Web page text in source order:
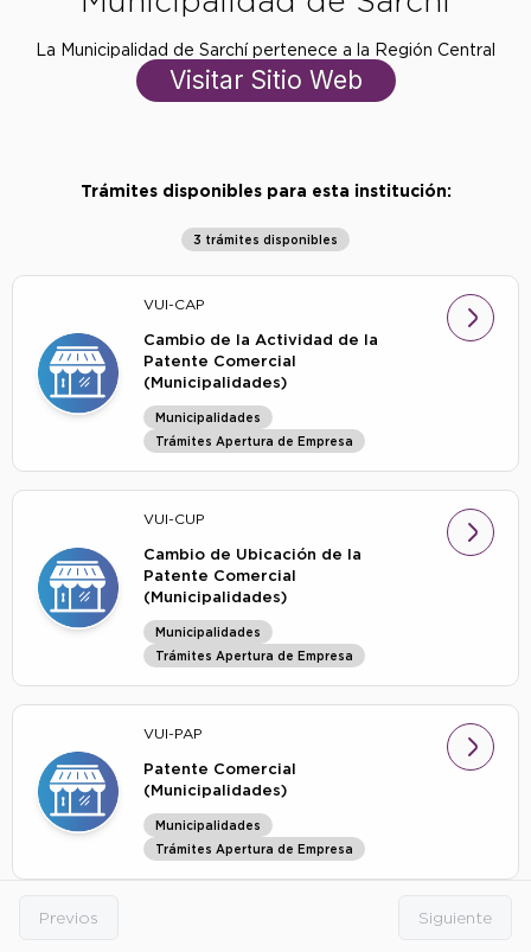
La Municipalidad de Sarchí pertenece a la Región Central
Visitar Sitio Web
Trámites disponibles para esta institución:
3 trámites disponibles
VUI-CAP
Cambio de la Actividad de la
Patente Comercial
(Municipalidades)
Municipalidades
Trámites Apertura de Empresa
VUI-CUP
Cambio de Ubicación de la
Patente Comercial
(Municipalidades)
Municipalidades
Trámites Apertura de Empresa
VUI-PAP
Patente Comercial
(Municipalidades)
Municipalidades
Trámites Apertura de Empresa
Previos Siguiente